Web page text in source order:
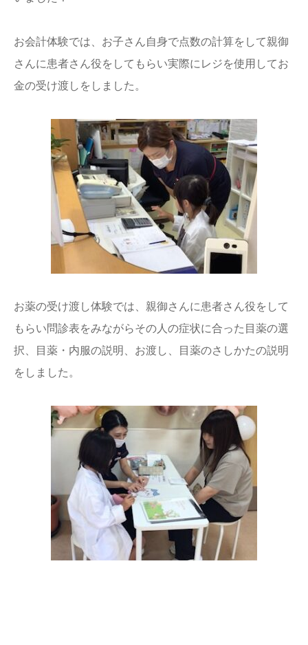
お会計体験では、お子さん自身で点数の計算をして親御
さんに患者さん役をしてもらい実際にレジを使用してお
金の受け渡しをしました。
お薬の受け渡し体験では、親御さんに患者さん役をして
もらい問診表をみながらその人の症状に合った目薬の選
択、目薬・内服の説明、お渡し、目薬のさしかたの説明
をしました。